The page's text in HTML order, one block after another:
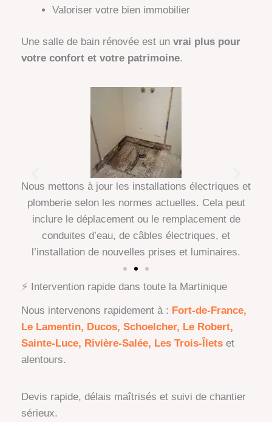
Valoriser votre bien immobilier
Une salle de bain rénovée est un vrai plus pour
votre confort et votre patrimoine.
Nous mettons à jour les installations électriques et
plomberie selon les normes actuelles. Cela peut
inclure le déplacement ou le remplacement de
conduites d’eau, de câbles électriques, et
l’installation de nouvelles prises et luminaires.
⚡ Intervention rapide dans toute la Martinique
Nous intervenons rapidement à : Fort-de-France,
Le Lamentin, Ducos, Schoelcher, Le Robert,
Sainte-Luce, Rivière-Salée, Les Trois-Îlets et
alentours.
Devis rapide, délais maîtrisés et suivi de chantier
sérieux.